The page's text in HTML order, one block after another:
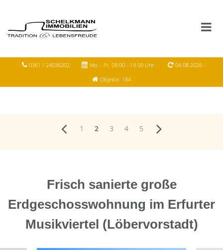
0361 / 24036202 Mo. - Fr. 09.00 - 19.00 Uhr
04.08.2026
Objekte: 184
1 2 3 4 5
Frisch sanierte große
Erdgeschosswohnung im Erfurter
Musikviertel (Löbervorstadt)